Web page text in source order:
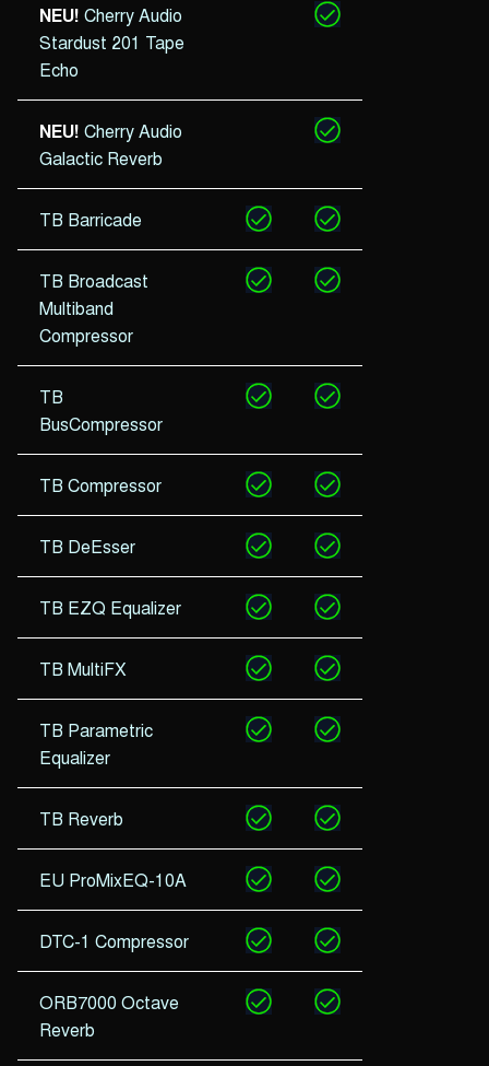
NEU! Cherry Audio
Stardust 201 Tape
Echo
NEU! Cherry Audio
Galactic Reverb
TB Barricade
TB Broadcast
Multiband
Compressor
TB
BusCompressor
TB Compressor
TB DeEsser
TB EZQ Equalizer
TB MultiFX
TB Parametric
Equalizer
TB Reverb
EU ProMixEQ-10A
DTC-1 Compressor
ORB7000 Octave
Reverb